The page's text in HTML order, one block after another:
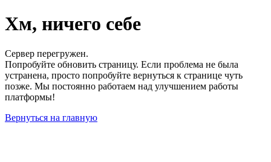
Хм, ничего себе
Сервер перегружен.
Попробуйте обновить страницу. Если проблема не была
устранена, просто попробуйте вернуться к странице чуть
позже. Мы постоянно работаем над улучшением работы
платформы!
Вернуться на главную